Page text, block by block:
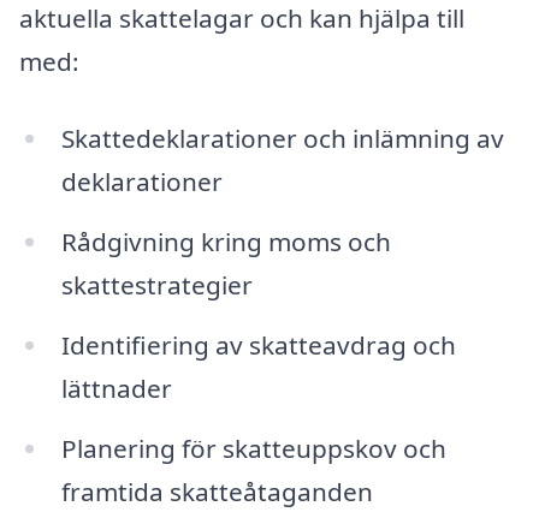
aktuella skattelagar och kan hjälpa till
med:
Skattedeklarationer och inlämning av
deklarationer
Rådgivning kring moms och
skattestrategier
Identifiering av skatteavdrag och
lättnader
Planering för skatteuppskov och
framtida skatteåtaganden